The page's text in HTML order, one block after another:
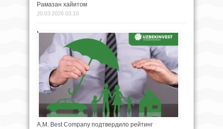
Рамазан хайитом
20.03.2026 03:10
A.M. Best Company подтвердило рейтинг